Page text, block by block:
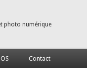
photo numérique
Contact